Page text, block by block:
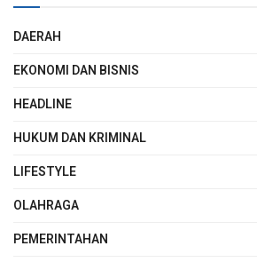
DAERAH
EKONOMI DAN BISNIS
HEADLINE
HUKUM DAN KRIMINAL
LIFESTYLE
OLAHRAGA
PEMERINTAHAN